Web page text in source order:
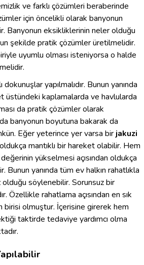
ve farklı çözümleri beraberinde
için öncelikli olarak banyonun
Banyonun eksikliklerinin neler olduğu
şekilde pratik çözümler üretilmelidir.
uyumlu olması isteniyorsa o halde
dokunuşlar yapılmalıdır. Bunun yanında
üstündeki kaplamalarda ve havlularda
da pratik çözümler olarak
banyonun boyutuna bakarak da
Eğer yeterince yer varsa bir jakuzi
mantıklı bir hareket olabilir. Hem
yükselmesi açısından oldukça
yanında tüm ev halkın rahatlıkla
söylenebilir. Sorunsuz bir
Özellikle rahatlama açısından en sık
birisi olmuştur. İçerisine girerek hem
taktirde tedaviye yardımcı olma